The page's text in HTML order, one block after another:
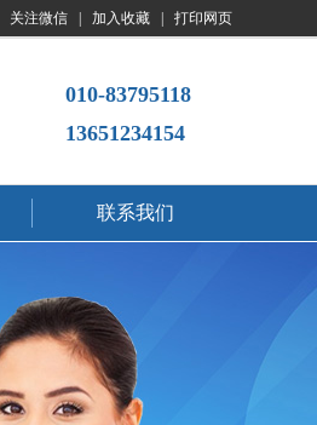
关注微信 加入收藏 打印网页
010-83795118
13651234154
联系我们
火烧石翻新2